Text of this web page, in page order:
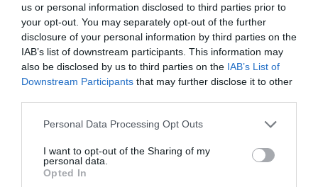
us or personal information disclosed to third parties prior to
your opt-out. You may separately opt-out of the further
disclosure of your personal information by third parties on the
IAB’s list of downstream participants. This information may
also be disclosed by us to third parties on the IAB’s List of
Downstream Participants that may further disclose it to other
Please note that this website/app uses one or more Google
not limited to your visit or usage behaviour. You may click to
grant or deny consent to Google and its third-party tags to
use your data for below specified purposes in below Google
Personal Data Processing Opt Outs
I want to opt-out of the Sharing of my
personal data.
Opted In
Milan Design Week 2026: Η
Samsung παρουσιάζει την
έκθεση “Design Is an Act of Love”